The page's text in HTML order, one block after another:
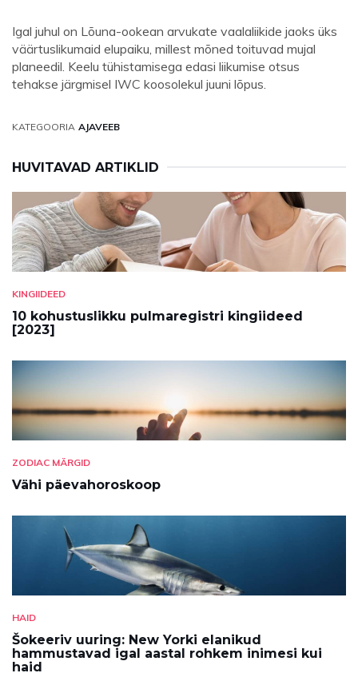
Igal juhul on Lõuna-ookean arvukate vaalaliikide jaoks üks
väärtuslikumaid elupaiku, millest mõned toituvad mujal
planeedil. Keelu tühistamisega edasi liikumise otsus
tehakse järgmisel IWC koosolekul juuni lõpus.
KATEGOORIA AJAVEEB
HUVITAVAD ARTIKLID
KINGIIDEED
10 kohustuslikku pulmaregistri kingiideed
[2023]
ZODIAC MÄRGID
Vähi päevahoroskoop
HAID
Šokeeriv uuring: New Yorki elanikud
hammustavad igal aastal rohkem inimesi kui
haid